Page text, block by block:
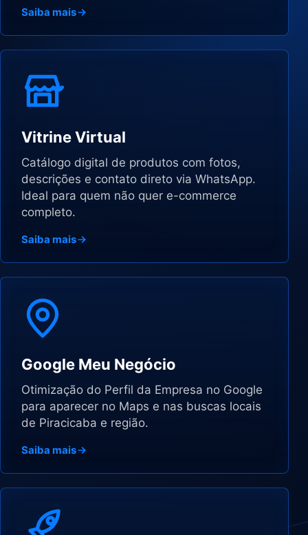
Saiba mais
Vitrine Virtual
Catálogo digital de produtos com fotos,
descrições e contato direto via WhatsApp.
Ideal para quem não quer e-commerce
completo.
Saiba mais
Google Meu Negócio
Otimização do Perfil da Empresa no Google
para aparecer no Maps e nas buscas locais
de Piracicaba e região.
Saiba mais